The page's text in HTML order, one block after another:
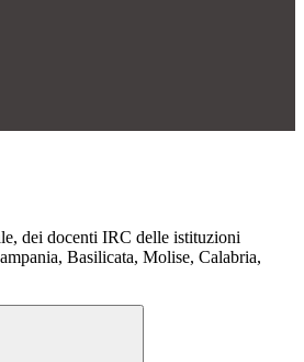
dei docenti IRC delle istituzioni
Basilicata, Molise, Calabria,